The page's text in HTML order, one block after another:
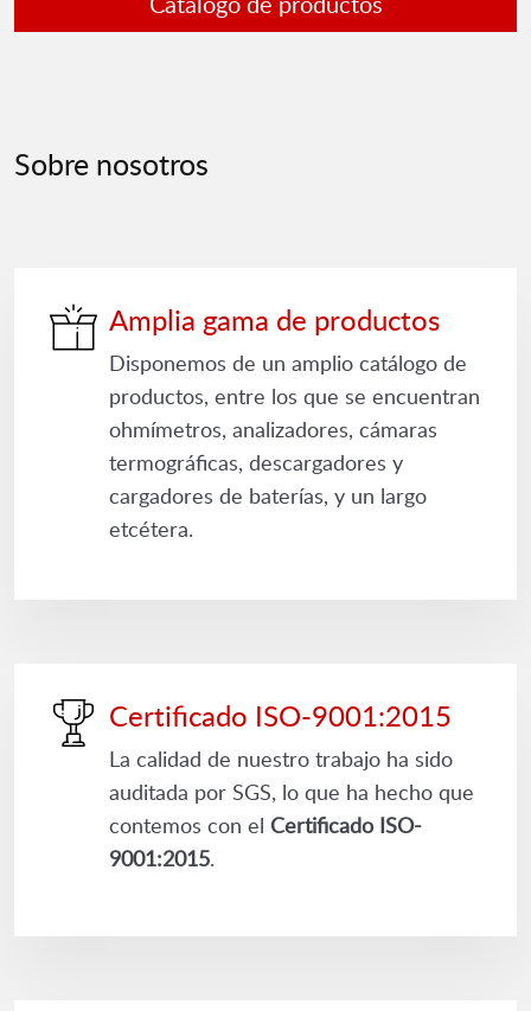
Sobre nosotros
Amplia gama de productos
Disponemos de un amplio catálogo de
productos, entre los que se encuentran
ohmímetros, analizadores, cámaras
termográficas, descargadores y
cargadores de baterías, y un largo
etcétera.
Certificado ISO-9001:2015
La calidad de nuestro trabajo ha sido
auditada por SGS, lo que ha hecho que
contemos con el Certificado ISO-
9001:2015.